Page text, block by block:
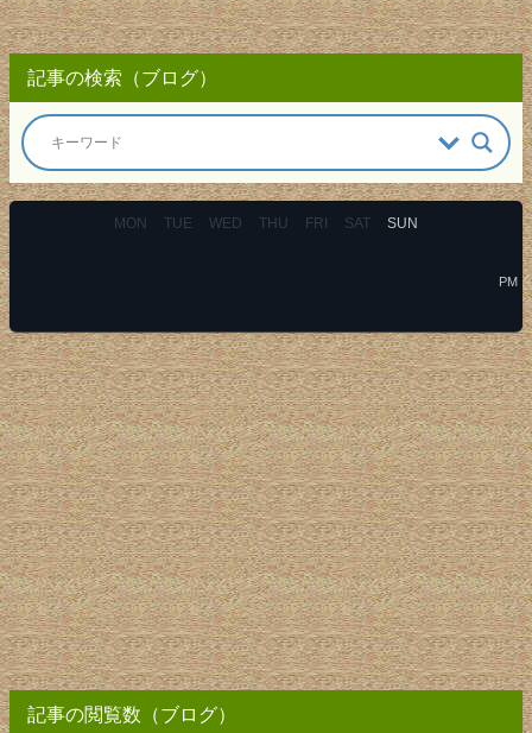
記事の検索（ブログ）
MON TUE WED THU FRI SAT SUN
PM
記事の閲覧数（ブログ）